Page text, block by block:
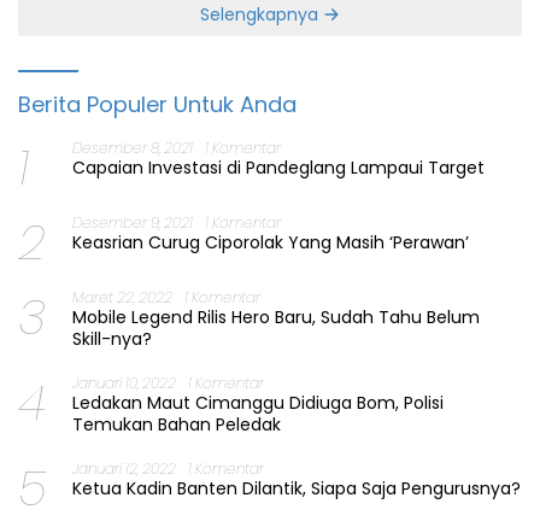
Selengkapnya
Berita Populer Untuk Anda
1 Desember 8, 2021 1 Komentar
Capaian Investasi di Pandeglang Lampaui Target
2 Desember 9, 2021 1 Komentar
Keasrian Curug Ciporolak Yang Masih ‘Perawan’
3 Maret 22, 2022 1 Komentar
Mobile Legend Rilis Hero Baru, Sudah Tahu Belum
Skill-nya?
4 Januari 10, 2022 1 Komentar
Ledakan Maut Cimanggu Didiuga Bom, Polisi
Temukan Bahan Peledak
5 Januari 12, 2022 1 Komentar
Ketua Kadin Banten Dilantik, Siapa Saja Pengurusnya?